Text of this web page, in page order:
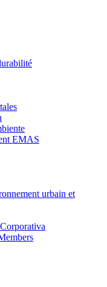
EMAS
urbain et